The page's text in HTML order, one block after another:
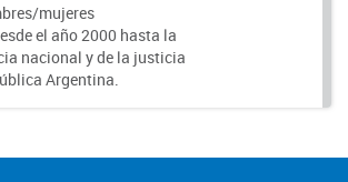
mujeres
el año 2000 hasta la
nacional y de la justicia
Argentina.